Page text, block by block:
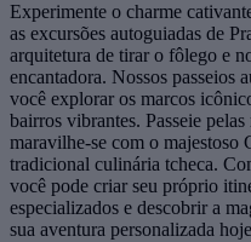
Experimente o charme
as excursões autoguiadas de
arquitetura de tirar o fôlego e
encantadora. Nossos passeios
você explorar os marcos
bairros vibrantes. Passeie
maravilhe-se com o majestoso
tradicional culinária tcheca.
você pode criar seu próprio
especializados e descobrir a
sua aventura personalizada